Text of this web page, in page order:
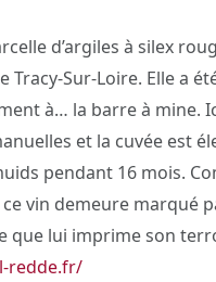
d’argiles à silex
Tracy-Sur-Loire. Elle a
à… la barre à mine.
et la cuvée est
pendant 16 mois.
vin demeure marqué
que lui imprime son
redde.fr/